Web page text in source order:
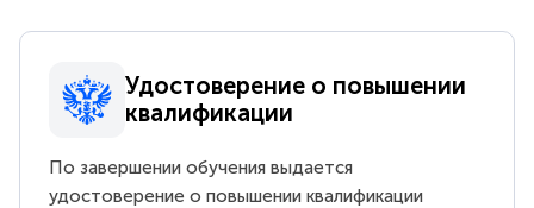
Удостоверение о повышении
квалификации
По завершении обучения выдается
удостоверение о повышении квалификации